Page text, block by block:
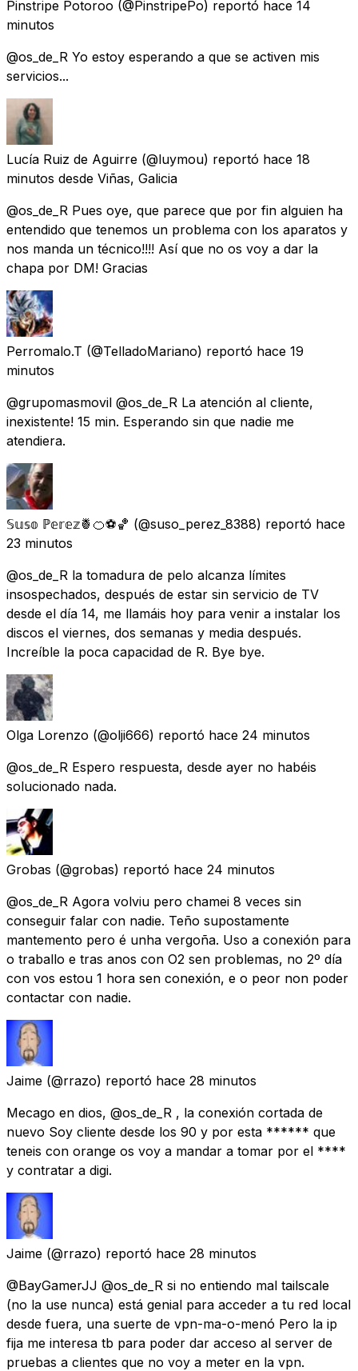
Pinstripe Potoroo (@PinstripePo) reportó hace 14
minutos
@os_de_R Yo estoy esperando a que se activen mis
servicios...
Lucía Ruiz de Aguirre (@luymou) reportó hace 18
minutos desde Viñas, Galicia
@os_de_R Pues oye, que parece que por fin alguien ha
entendido que tenemos un problema con los aparatos y
nos manda un técnico!!!! Así que no os voy a dar la
chapa por DM! Gracias
Perromalo.T (@TelladoMariano) reportó hace 19
minutos
@grupomasmovil @os_de_R La atención al cliente,
inexistente! 15 min. Esperando sin que nadie me
atendiera.
𝕊𝕦𝕤𝕠 ℙ𝕖𝕣𝕖𝕫🍍🍊⚽🏀 (@suso_perez_8388) reportó hace
23 minutos
@os_de_R la tomadura de pelo alcanza límites
insospechados, después de estar sin servicio de TV
desde el día 14, me llamáis hoy para venir a instalar los
discos el viernes, dos semanas y media después.
Increíble la poca capacidad de R. Bye bye.
Olga Lorenzo (@olji666) reportó hace 24 minutos
@os_de_R Espero respuesta, desde ayer no habéis
solucionado nada.
Grobas (@grobas) reportó hace 24 minutos
@os_de_R Agora volviu pero chamei 8 veces sin
conseguir falar con nadie. Teño supostamente
mantemento pero é unha vergoña. Uso a conexión para
o traballo e tras anos con O2 sen problemas, no 2º día
con vos estou 1 hora sen conexión, e o peor non poder
contactar con nadie.
Jaime (@rrazo) reportó hace 28 minutos
Mecago en dios, @os_de_R , la conexión cortada de
nuevo Soy cliente desde los 90 y por esta ****** que
teneis con orange os voy a mandar a tomar por el ****
y contratar a digi.
Jaime (@rrazo) reportó hace 28 minutos
@BayGamerJJ @os_de_R si no entiendo mal tailscale
(no la use nunca) está genial para acceder a tu red local
desde fuera, una suerte de vpn-ma-o-menó Pero la ip
fija me interesa tb para poder dar acceso al server de
pruebas a clientes que no voy a meter en la vpn.